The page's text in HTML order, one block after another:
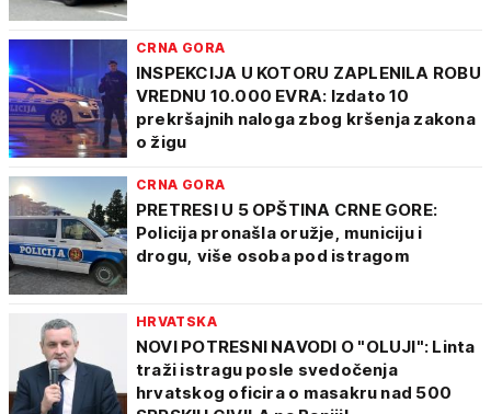
CRNA GORA
INSPEKCIJA U KOTORU ZAPLENILA ROBU
VREDNU 10.000 EVRA: Izdato 10
prekršajnih naloga zbog kršenja zakona
o žigu
CRNA GORA
PRETRESI U 5 OPŠTINA CRNE GORE:
Policija pronašla oružje, municiju i
drogu, više osoba pod istragom
HRVATSKA
NOVI POTRESNI NAVODI O "OLUJI": Linta
traži istragu posle svedočenja
hrvatskog oficira o masakru nad 500